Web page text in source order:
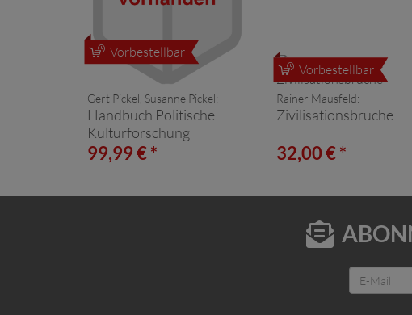
Vorbestellbar
Gert Pickel, Susanne Pickel:
Handbuch Politische
Kulturforschung
99,99 € *
Vorbestellbar
Rainer Mausfeld:
Zivilisationsbrüche
32,00 € *